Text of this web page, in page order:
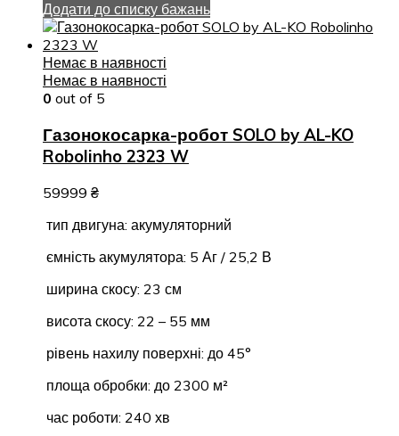
Додати до списку бажань
Немає в наявності
Немає в наявності
0 out of 5
Газонокосарка-робот SOLO by AL-KO
Robolinho 2323 W
59999 ₴
тип двигуна: акумуляторний
ємність акумулятора: 5 Аг / 25,2 В
ширина скосу: 23 см
висота скосу: 22 – 55 мм
рівень нахилу поверхні: до 45°
площа обробки: до 2300 м²
час роботи: 240 хв